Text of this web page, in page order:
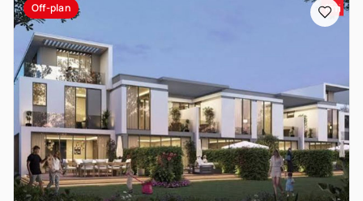
Off-plan